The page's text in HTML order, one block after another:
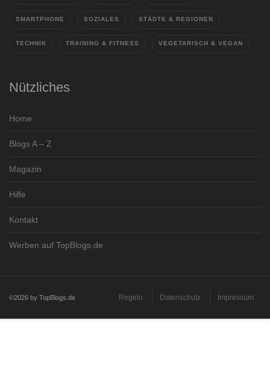
SMARTPHONE SOZIALES STÄDTE & REGIONEN
TECHNIK TRAINING & FITNESS VEGETARISCH & VEGAN
Nützliches
Home
Blogs A – Z
Magazin
Hilfe
Kontakt
Werben auf TopBlogs.de
©2026 by TopBlogs.de Regeln Datenschutz Impressum